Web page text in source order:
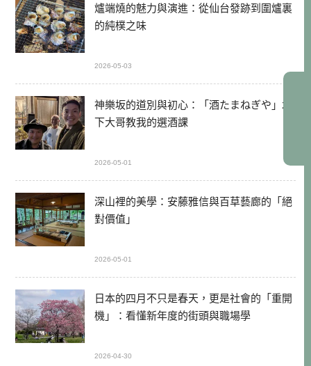
爐端燒的魅力與演進：從仙台發跡到圍爐裏
的純樸之味
2026-05-03
神樂坂的道別與初心：「酒たまねぎや」木
下大哥教我的選酒課
2026-05-01
深山裡的美學：安藤雅信與百草藝廊的「絕
對價值」
2026-05-01
日本的四月不只是春天，更是社會的「重開
機」：看懂新年度的街頭與職場學
2026-04-30